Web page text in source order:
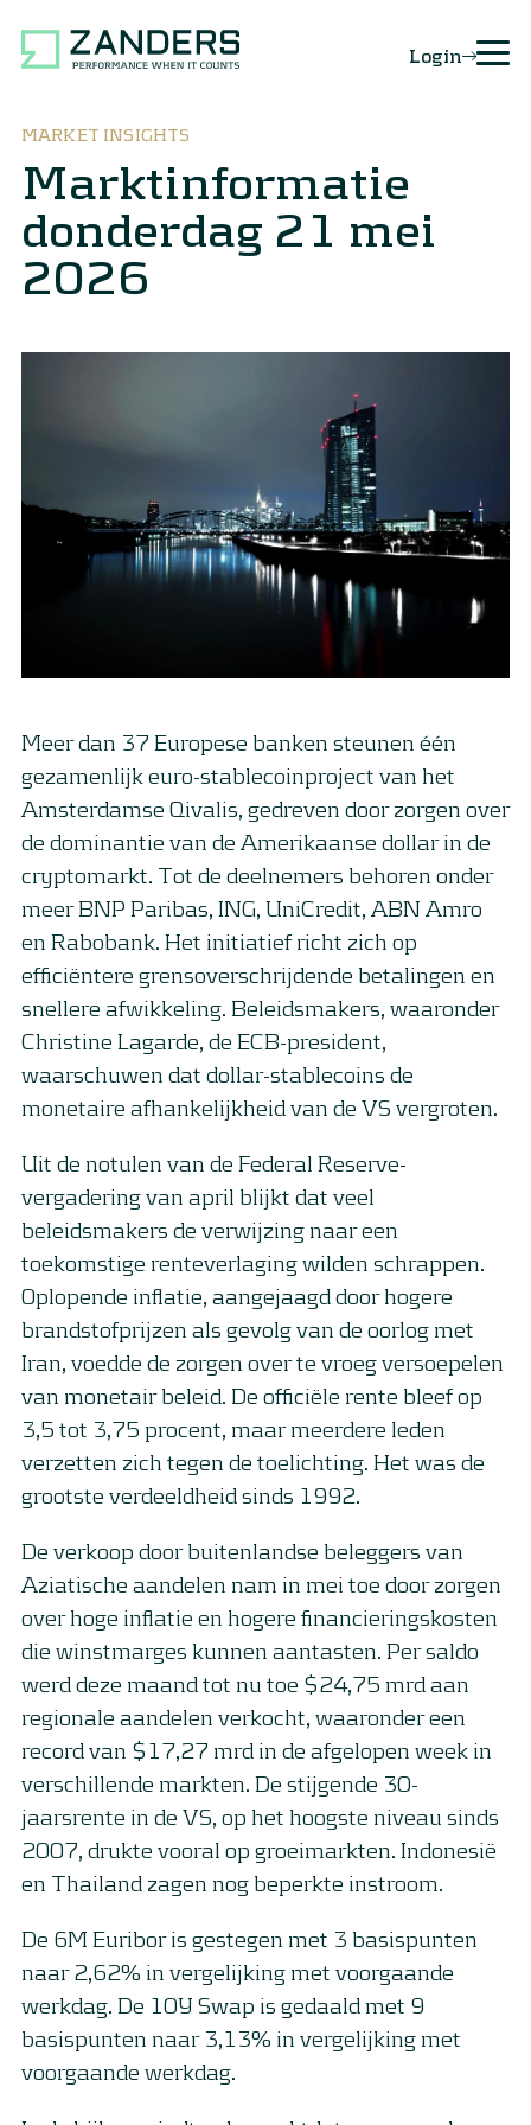
Login
MARKET INSIGHTS
Marktinformatie
donderdag 21 mei
2026
Meer dan 37 Europese banken steunen één
gezamenlijk euro-stablecoinproject van het
Amsterdamse Qivalis, gedreven door zorgen over
de dominantie van de Amerikaanse dollar in de
cryptomarkt. Tot de deelnemers behoren onder
meer BNP Paribas, ING, UniCredit, ABN Amro
en Rabobank. Het initiatief richt zich op
efficiëntere grensoverschrijdende betalingen en
snellere afwikkeling. Beleidsmakers, waaronder
Christine Lagarde, de ECB-president,
waarschuwen dat dollar-stablecoins de
monetaire afhankelijkheid van de VS vergroten.
Uit de notulen van de Federal Reserve-
vergadering van april blijkt dat veel
beleidsmakers de verwijzing naar een
toekomstige renteverlaging wilden schrappen.
Oplopende inflatie, aangejaagd door hogere
brandstofprijzen als gevolg van de oorlog met
Iran, voedde de zorgen over te vroeg versoepelen
van monetair beleid. De officiële rente bleef op
3,5 tot 3,75 procent, maar meerdere leden
verzetten zich tegen de toelichting. Het was de
grootste verdeeldheid sinds 1992.
De verkoop door buitenlandse beleggers van
Aziatische aandelen nam in mei toe door zorgen
over hoge inflatie en hogere financieringskosten
die winstmarges kunnen aantasten. Per saldo
werd deze maand tot nu toe $24,75 mrd aan
regionale aandelen verkocht, waaronder een
record van $17,27 mrd in de afgelopen week in
verschillende markten. De stijgende 30-
jaarsrente in de VS, op het hoogste niveau sinds
2007, drukte vooral op groeimarkten. Indonesië
en Thailand zagen nog beperkte instroom.
De 6M Euribor is gestegen met 3 basispunten
naar 2,62% in vergelijking met voorgaande
werkdag. De 10Y Swap is gedaald met 9
basispunten naar 3,13% in vergelijking met
voorgaande werkdag.